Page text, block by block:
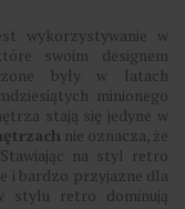
wykorzystywanie w
swoim designem
były w latach
minionego
stają się jedyne w
nie oznacza, że
na styl retro
i bardzo przyjazne dla
stylu retro dominują